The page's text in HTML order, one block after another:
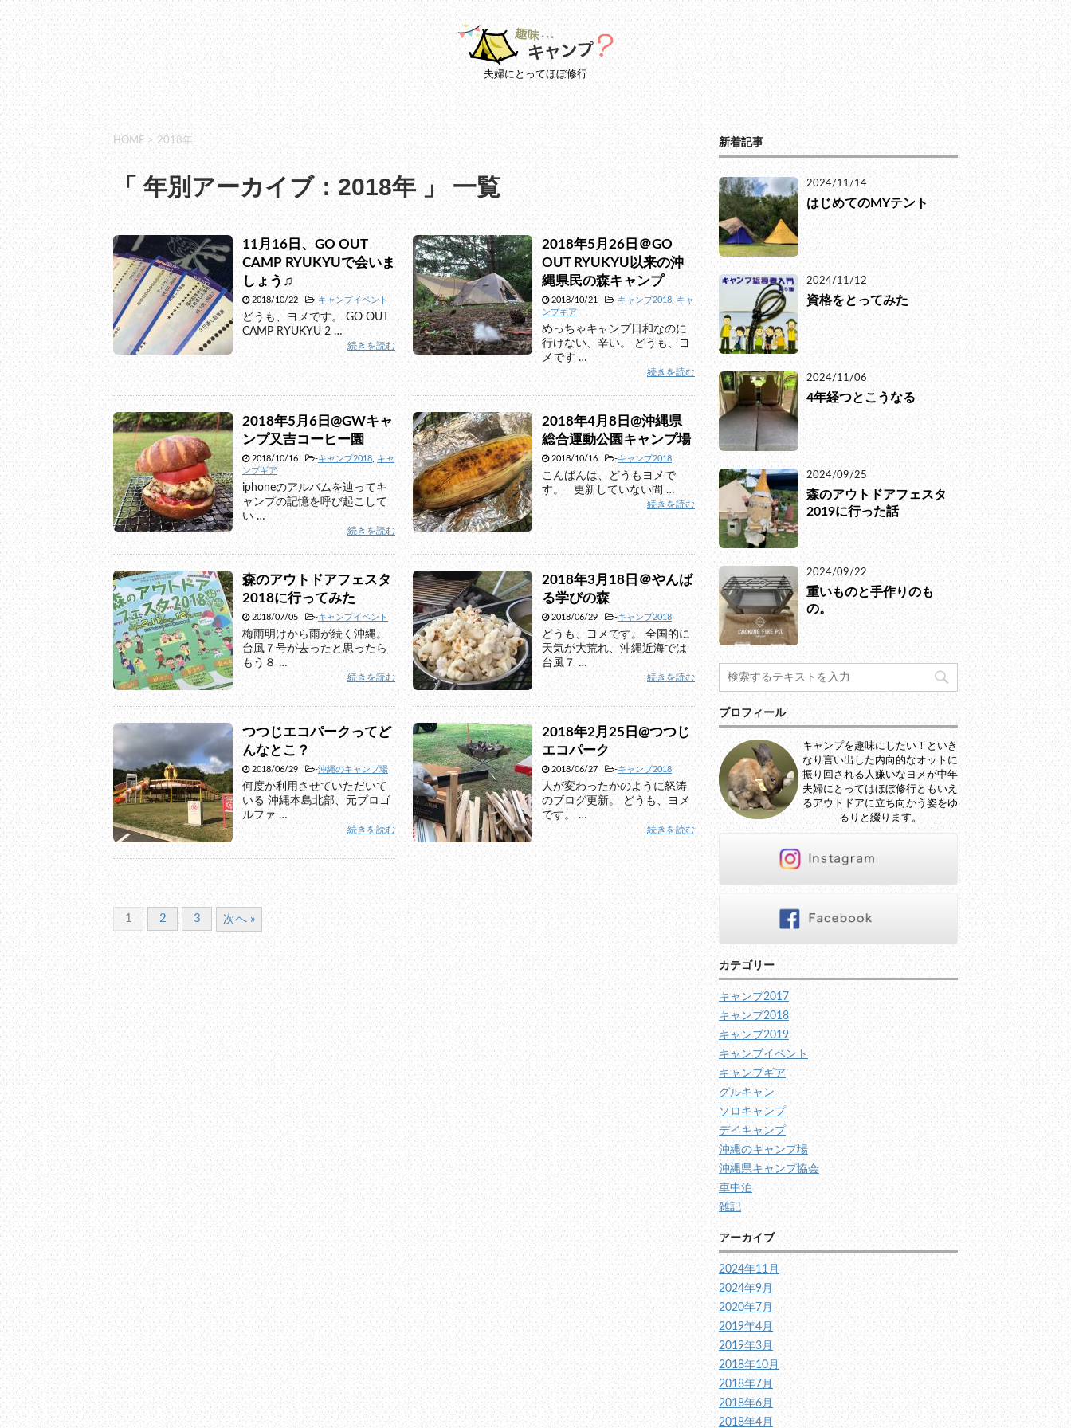
夫婦にとってほぼ修行
HOME > 2018年
「 年別アーカイブ：2018年 」 一覧
11月16日、GO OUT
CAMP RYUKYUで会いま
しょう♫
2018/10/22 -キャンプイベント
どうも、ヨメです。 GO OUT
CAMP RYUKYU 2 …
続きを読む
2018年5月26日＠GO
OUT RYUKYU以来の沖
縄県民の森キャンプ
2018/10/21 -キャンプ2018, キャ
ンプギア
めっちゃキャンプ日和なのに
行けない、辛い。 どうも、ヨ
メです …
続きを読む
2018年5月6日@GWキャ
ンプ又吉コーヒー園
2018/10/16 -キャンプ2018 ,キャ
ンプギア
iphoneのアルバムを辿ってキ
ャンプの記憶を呼び起こして
い …
続きを読む
2018年4月8日@沖縄県
総合運動公園キャンプ場
2018/10/16 -キャンプ2018
こんばんは、どうもヨメで
す。 更新していない間 …
続きを読む
森のアウトドアフェスタ
2018に行ってみた
2018/07/05 -キャンプイベント
梅雨明けから雨が続く沖縄。
台風７号が去ったと思ったら
もう８ …
続きを読む
2018年3月18日＠やんば
る学びの森
2018/06/29 -キャンプ2018
どうも、ヨメです。 全国的に
天気が大荒れ、沖縄近海では
台風７ …
続きを読む
つつじエコパークってど
んなとこ？
2018/06/29 -沖縄のキャンプ場
何度か利用させていただいて
いる 沖縄本島北部、元プロゴ
ルファ …
続きを読む
2018年2月25日@つつじ
エコパーク
2018/06/27 -キャンプ2018
人が変わったかのように怒涛
のブログ更新。 どうも、ヨメ
です。 …
続きを読む
1 2 3 次へ »
新着記事
2024/11/14
はじめてのMYテント
2024/11/12
資格をとってみた
2024/11/06
4年経つとこうなる
2024/09/25
森のアウトドアフェスタ
2019に行った話
2024/09/22
重いものと手作りのも
の。
プロフィール
キャンプを趣味にしたい！といき
なり言い出した内向的なオットに
振り回される人嫌いなヨメが中年
夫婦にとってはほぼ修行ともいえ
るアウトドアに立ち向かう姿をゆ
るりと綴ります。
カテゴリー
キャンプ2017
キャンプ2018
キャンプ2019
キャンプイベント
キャンプギア
グルキャン
ソロキャンプ
デイキャンプ
沖縄のキャンプ場
沖縄県キャンプ協会
車中泊
雑記
アーカイブ
2024年11月
2024年9月
2020年7月
2019年4月
2019年3月
2018年10月
2018年7月
2018年6月
2018年4月